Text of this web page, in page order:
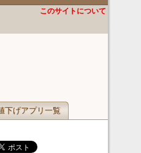
このサイトについて
下げアプリ一覧